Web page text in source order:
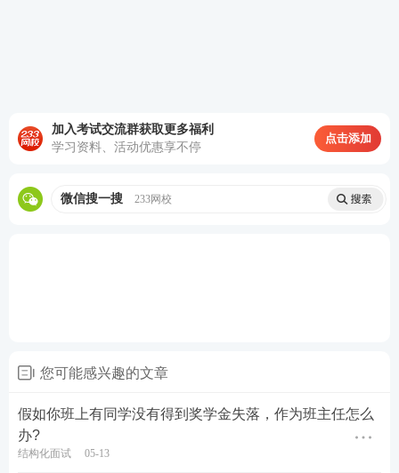
加入考试交流群获取更多福利
学习资料、活动优惠享不停
点击添加
微信搜一搜 233网校
您可能感兴趣的文章
假如你班上有同学没有得到奖学金失落，作为班主任怎么
办?
结构化面试 05-13